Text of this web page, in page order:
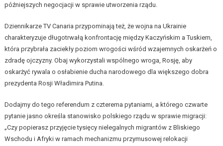
późniejszych negocjacji w sprawie utworzenia rządu.
Dziennikarze TV Canaria przypominają też, że wojna na Ukrainie
charakteryzuje długotrwałą konfrontację między Kaczyńskim a Tuskiem,
która przybrała zaciekły poziom wrogości wśród wzajemnych oskarżeń o
zdradę ojczyzny. Obaj wykorzystali wspólnego wroga, Rosję, aby
oskarżyć rywala o osłabienie ducha narodowego dla większego dobra
prezydenta Rosji Władimira Putina.
Dodajmy do tego referendum z czterema pytaniami, a którego czwarte
pytanie jasno określa stanowisko polskiego rządu w sprawie migracji:
„Czy popierasz przyjęcie tysięcy nielegalnych migrantów z Bliskiego
Wschodu i Afryki w ramach mechanizmu przymusowej relokacji